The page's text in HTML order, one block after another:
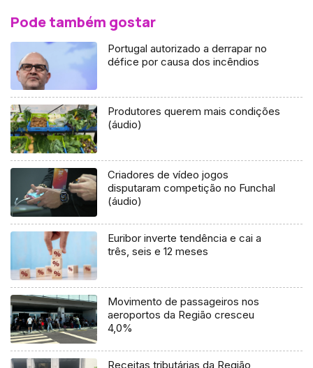
Pode também gostar
Portugal autorizado a derrapar no
défice por causa dos incêndios
Produtores querem mais condições
(áudio)
Criadores de vídeo jogos
disputaram competição no Funchal
(áudio)
Euribor inverte tendência e cai a
três, seis e 12 meses
Movimento de passageiros nos
aeroportos da Região cresceu
4,0%
Receitas tributárias da Região